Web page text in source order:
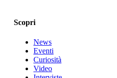
Scopri
News
Eventi
Curiosità
Video